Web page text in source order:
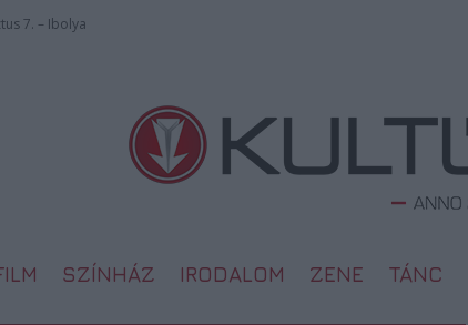
7. – Ibolya
SZÍNHÁZ IRODALOM ZENE TÁNC